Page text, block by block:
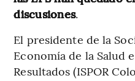
discusiones.
El presidente de la
Economía de la Salud
Resultados (ISPOR